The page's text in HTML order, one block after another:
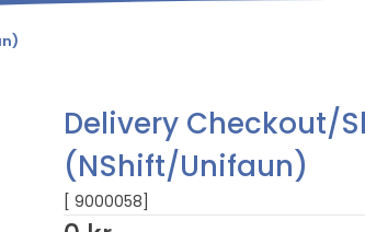
Delivery Checkout/
(NShift/Unifaun)
[ 9000058]